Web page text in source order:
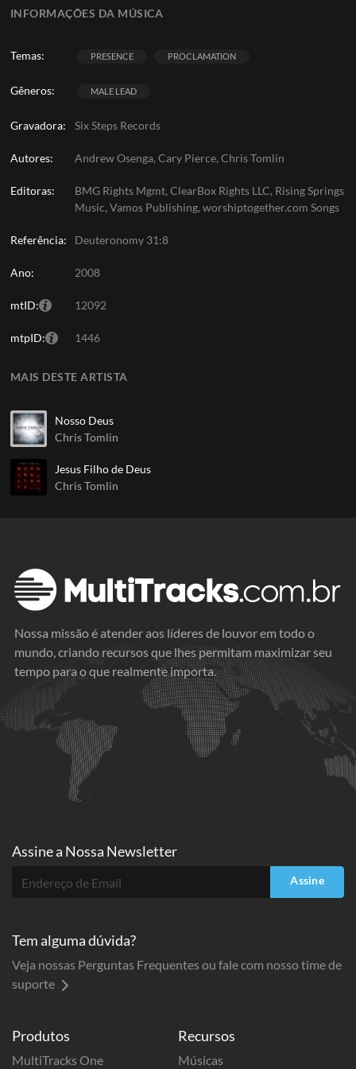
INFORMAÇÕES DA MÚSICA
Temas: PRESENCE PROCLAMATION
Gêneros: MALE LEAD
Gravadora: Six Steps Records
Autores: Andrew Osenga, Cary Pierce, Chris Tomlin
Editoras:
BMG Rights Mgmt, ClearBox Rights LLC, Rising Springs
Music, Vamos Publishing, worshiptogether.com Songs
Referência: Deuteronomy 31:8
Ano: 2008
mtID: 12092
mtpID: 1446
MAIS DESTE ARTISTA
Nosso Deus
Chris Tomlin
Jesus Filho de Deus
Chris Tomlin
Nossa missão é atender aos líderes de louvor em todo o
mundo, criando recursos que lhes permitam maximizar seu
tempo para o que realmente importa.
Produtos
MultiTracks One
Recursos
Músicas
Assine a Nossa Newsletter
Assine
Tem alguma dúvida?
Veja nossas Perguntas Frequentes ou fale com nosso time de
suporte